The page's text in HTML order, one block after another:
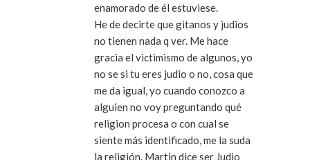
enamorado de él estuviese.
He de decirte que gitanos y judios
no tienen nada q ver. Me hace
gracia el victimismo de algunos, yo
no se si tu eres judio o no, cosa que
me da igual, yo cuando conozco a
alguien no voy preguntando qué
religion procesa o con cual se
siente más identificado, me la suda
la religión. Martin dice ser Judio